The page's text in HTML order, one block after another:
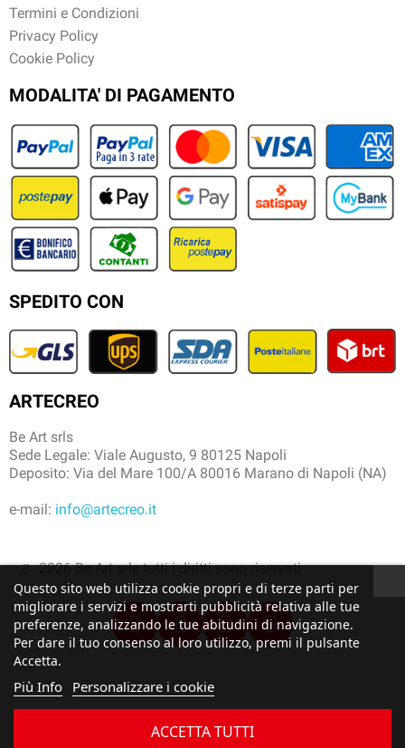
Termini e Condizioni
Privacy Policy
Cookie Policy
MODALITA' DI PAGAMENTO
SPEDITO CON
ARTECREO
Be Art srls
Sede Legale: Viale Augusto, 9 80125 Napoli
Deposito: Via del Mare 100/A 80016 Marano di Napoli (NA)
e-mail: info@artecreo.it
2026 Be Art srls tutti i diritti sono riservati
Questo sito web utilizza cookie propri e di terze parti per
migliorare i servizi e mostrarti pubblicità relativa alle tue
preferenze, analizzando le tue abitudini di navigazione.
Per dare il tuo consenso al loro utilizzo, premi il pulsante
Accetta.
Più Info Personalizzare i cookie
ACCETTA TUTTI